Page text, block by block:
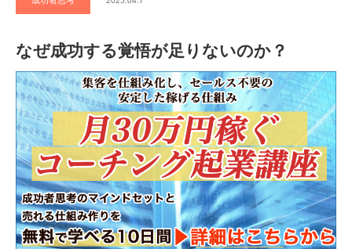
なぜ成功する覚悟が足りないのか？